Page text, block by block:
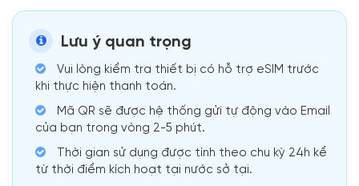
Lưu ý quan trọng
Vui lòng kiểm tra thiết bị có hỗ trợ eSIM trước
khi thực hiện thanh toán.
Mã QR sẽ được hệ thống gửi tự động vào Email
của bạn trong vòng 2-5 phút.
Thời gian sử dụng được tính theo chu kỳ 24h kể
từ thời điểm kích hoạt tại nước sở tại.